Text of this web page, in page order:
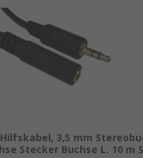
Hilfskabel, 3,5 mm
Stecker Buchse L. 10 m